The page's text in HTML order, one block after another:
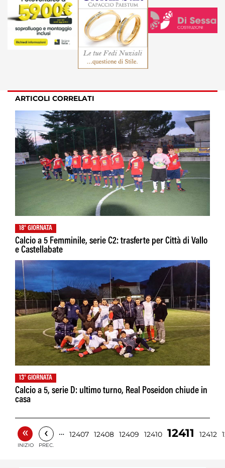
ARTICOLI CORRELATI
18° GIORNATA
Calcio a 5 Femminile, serie C2: trasferte per Città di Vallo
e Castellabate
13° GIORNATA
Calcio a 5, serie D: ultimo turno, Real Poseidon chiude in
casa
«
INIZIO
‹
PREC.
… 12407 12408 12409 12410 12411 12412